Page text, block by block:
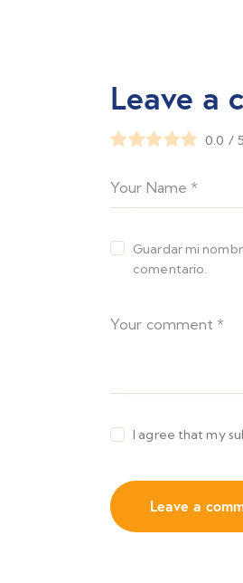
Leave a
0.0 / 5
Guardar mi
comentario.
I agree that my